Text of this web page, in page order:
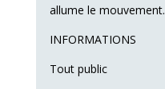
allume le mouvement.
INFORMATIONS
Tout public